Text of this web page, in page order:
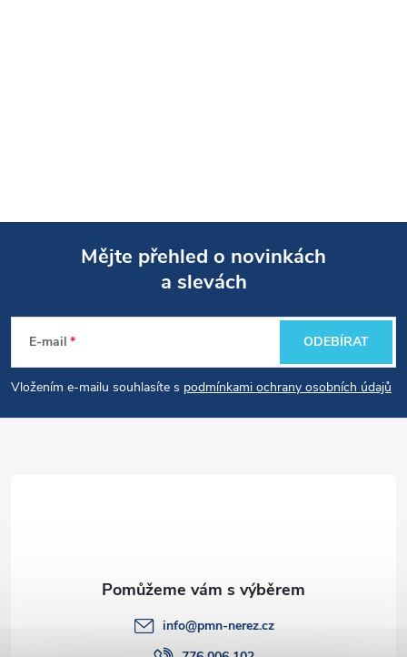
p
a
Mějte přehled o novinkách
a slevách
E-mail
Vložením e-mailu souhlasíte s podmínkami ochrany osobních údajů
ODEBÍRAT
info@pmn-nerez.cz